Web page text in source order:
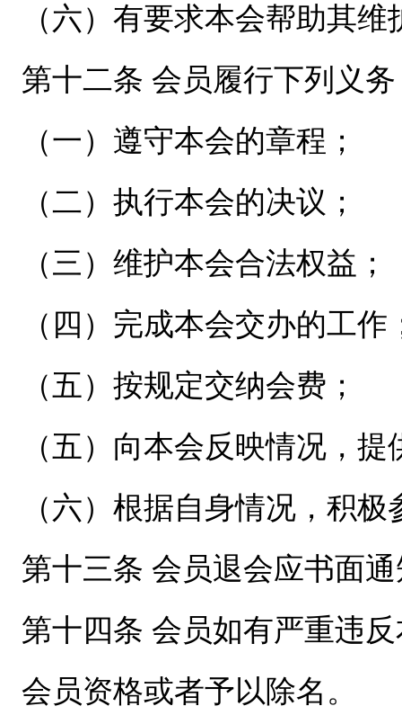
（六）有要求本会帮助其
第十二条 会员履行下列义
（一）遵守本会的章程；
（二）执行本会的决议；
（三）维护本会合法权益；
（四）完成本会交办的工作
（五）按规定交纳会费；
（五）向本会反映情况，
（六）根据自身情况，积
第十三条 会员退会应书面
第十四条 会员如有严重违
会员资格或者予以除名。